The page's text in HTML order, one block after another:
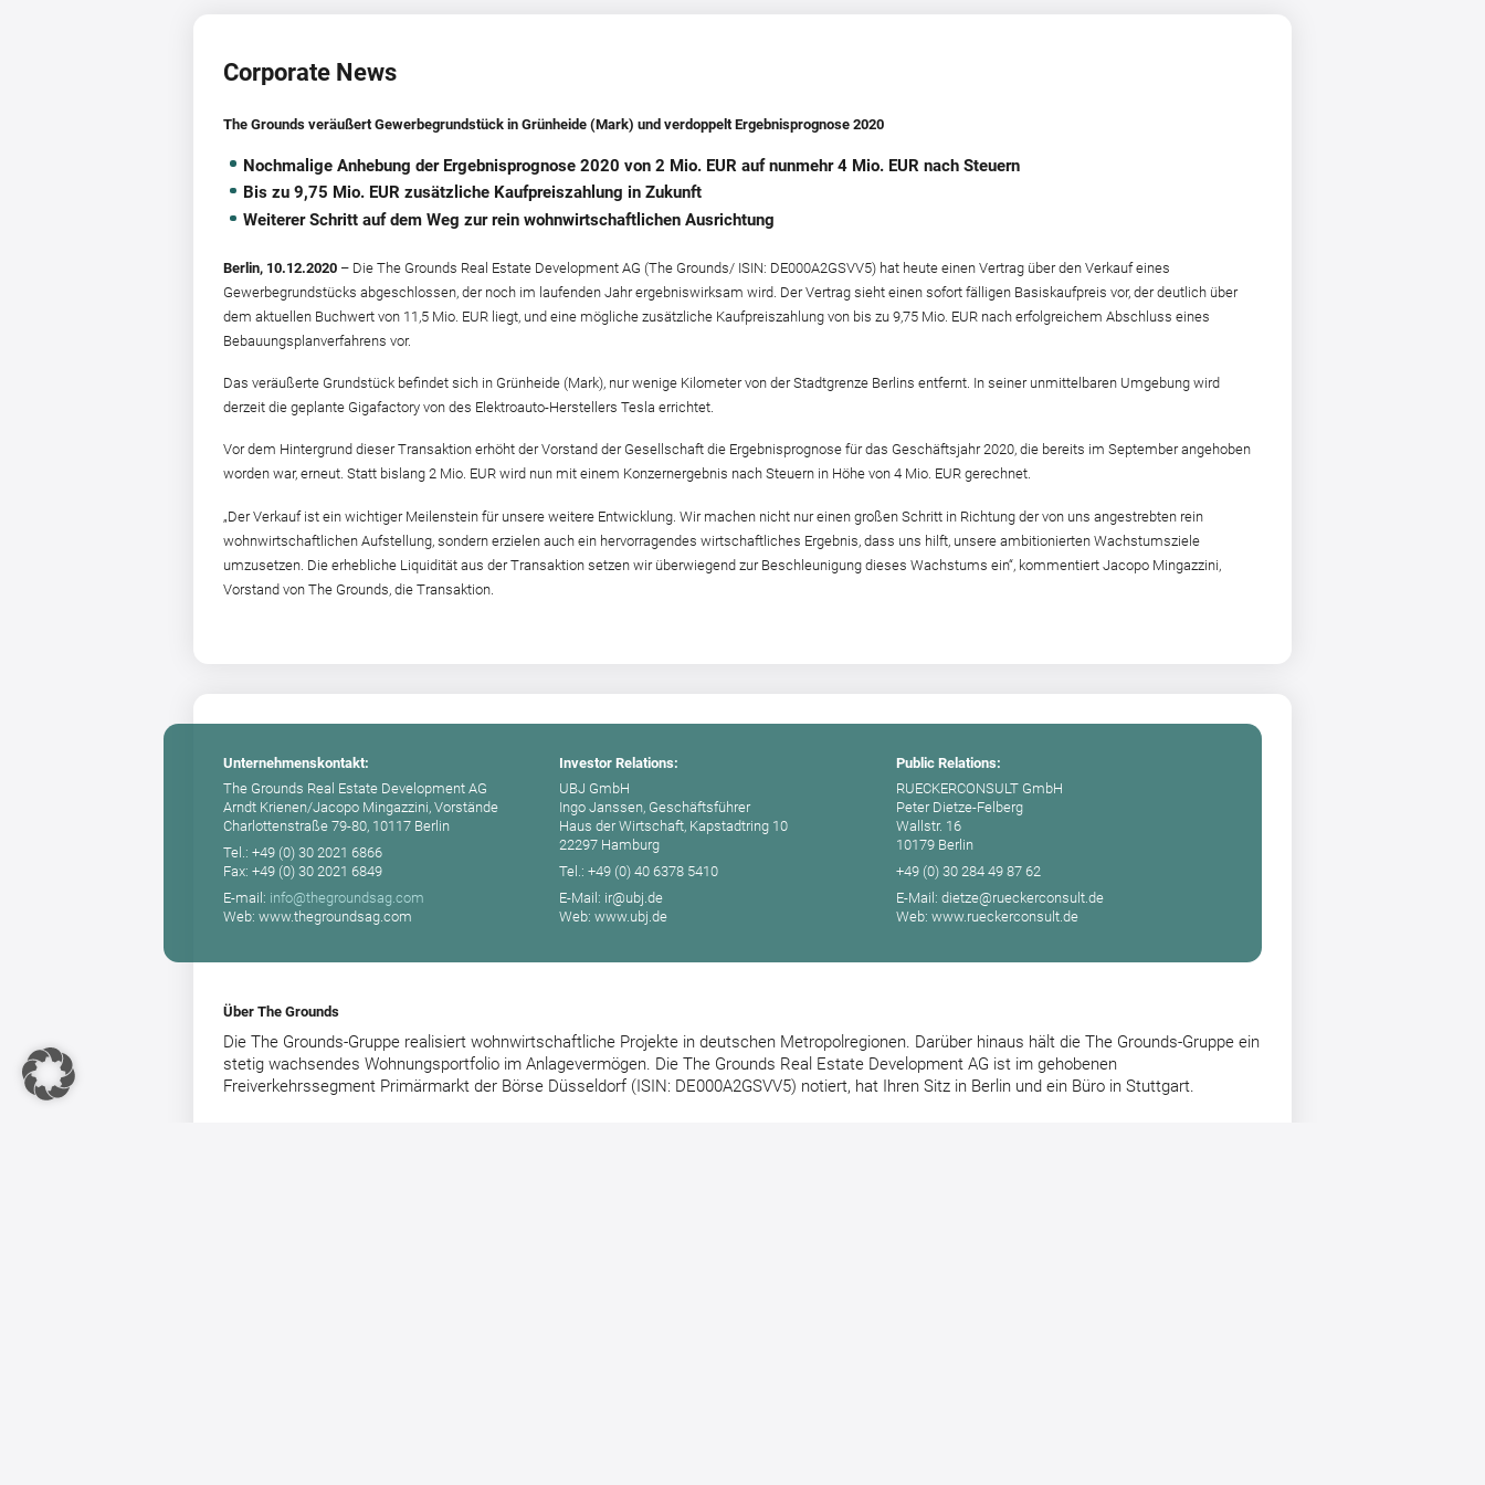
Corporate News
The Grounds veräußert Gewerbegrundstück in Grünheide (Mark) und verdoppelt Ergebnisprognose 2020
Nochmalige Anhebung der Ergebnisprognose 2020 von 2 Mio. EUR auf nunmehr 4 Mio. EUR nach Steuern
Bis zu 9,75 Mio. EUR zusätzliche Kaufpreiszahlung in Zukunft
Weiterer Schritt auf dem Weg zur rein wohnwirtschaftlichen Ausrichtung
Berlin, 10.12.2020– Die The Grounds Real Estate Development AG (The Grounds/ ISIN: DE000A2GSVV5) hat heute einen Vertrag über den Verkauf eines
Gewerbegrundstücks abgeschlossen, der noch im laufenden Jahr ergebniswirksam wird. Der Vertrag sieht einen sofort fälligen Basiskaufpreis vor, der deutlich über
dem aktuellen Buchwert von 11,5 Mio. EUR liegt, und eine mögliche zusätzliche Kaufpreiszahlung von bis zu 9,75 Mio. EUR nach erfolgreichem Abschluss eines
Bebauungsplanverfahrens vor.
Das veräußerte Grundstück befindet sich in Grünheide (Mark), nur wenige Kilometer von der Stadtgrenze Berlins entfernt. In seiner unmittelbaren Umgebung wird
derzeit die geplante Gigafactory von des Elektroauto-Herstellers Tesla errichtet.
Vor dem Hintergrund dieser Transaktion erhöht der Vorstand der Gesellschaft die Ergebnisprognose für das Geschäftsjahr 2020, die bereits im September angehoben
worden war, erneut. Statt bislang 2 Mio. EUR wird nun mit einem Konzernergebnis nach Steuern in Höhe von 4 Mio. EUR gerechnet.
„Der Verkauf ist ein wichtiger Meilenstein für unsere weitere Entwicklung. Wir machen nicht nur einen großen Schritt in Richtung der von uns angestrebten rein
wohnwirtschaftlichen Aufstellung, sondern erzielen auch ein hervorragendes wirtschaftliches Ergebnis, dass uns hilft, unsere ambitionierten Wachstumsziele
umzusetzen. Die erhebliche Liquidität aus der Transaktion setzen wir überwiegend zur Beschleunigung dieses Wachstums ein“, kommentiert Jacopo Mingazzini,
Vorstand von The Grounds, die Transaktion.
Unternehmenskontakt:
The Grounds Real Estate Development AG
Arndt Krienen/Jacopo Mingazzini, Vorstände
Charlottenstraße 79-80, 10117 Berlin
Tel.: +49 (0) 30 2021 6866
Fax: +49 (0) 30 2021 6849
E-mail: info@thegroundsag.com
Web: www.thegroundsag.com
Investor Relations:
UBJ GmbH
Ingo Janssen, Geschäftsführer
Haus der Wirtschaft, Kapstadtring 10
22297 Hamburg
Tel.: +49 (0) 40 6378 5410
E-Mail: ir@ubj.de
Web: www.ubj.de
Public Relations:
RUECKERCONSULT GmbH
Peter Dietze-Felberg
Wallstr. 16
10179 Berlin
+49 (0) 30 284 49 87 62
E-Mail: dietze@rueckerconsult.de
Web: www.rueckerconsult.de
Über The Grounds
Die The Grounds-Gruppe realisiert wohnwirtschaftliche Projekte in deutschen Metropolregionen. Darüber hinaus hält die The Grounds-Gruppe ein
stetig wachsendes Wohnungsportfolio im Anlagevermögen. Die The Grounds Real Estate Development AG ist im gehobenen
Freiverkehrssegment Primärmarkt der Börse Düsseldorf (ISIN: DE000A2GSVV5) notiert, hat Ihren Sitz in Berlin und ein Büro in Stuttgart.